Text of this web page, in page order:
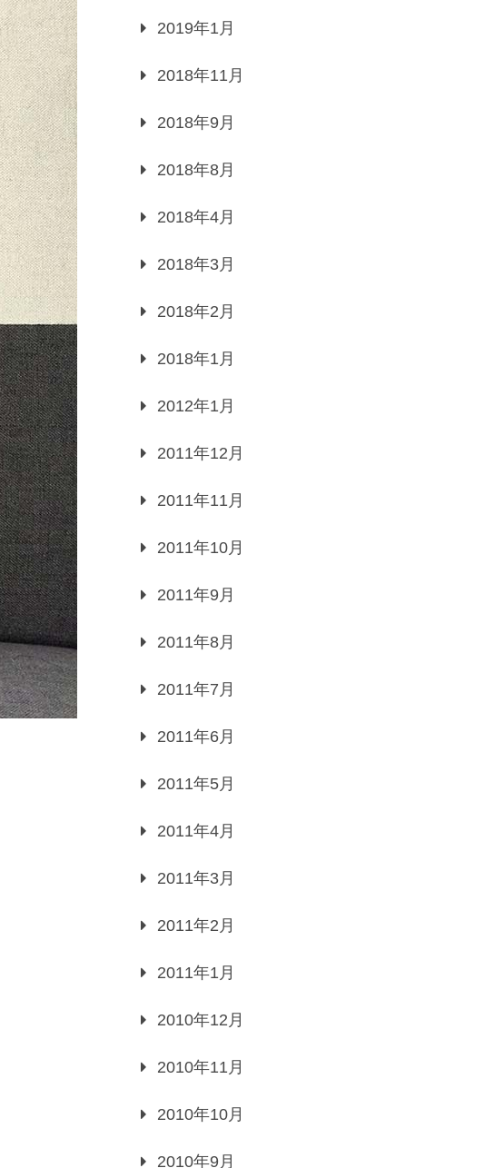
2019年1月
2018年11月
2018年9月
2018年8月
2018年4月
2018年3月
2018年2月
2018年1月
2012年1月
2011年12月
2011年11月
2011年10月
2011年9月
2011年8月
2011年7月
2011年6月
2011年5月
2011年4月
2011年3月
2011年2月
2011年1月
2010年12月
2010年11月
2010年10月
2010年9月